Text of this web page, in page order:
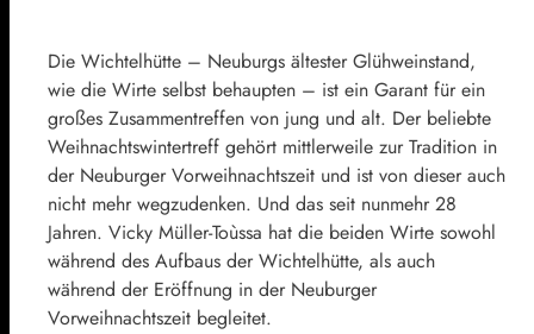
Die Wichtelhütte – Neuburgs ältester Glühweinstand,
wie die Wirte selbst behaupten – ist ein Garant für ein
großes Zusammentreffen von jung und alt. Der beliebte
Weihnachtswintertreff gehört mittlerweile zur Tradition in
der Neuburger Vorweihnachtszeit und ist von dieser auch
nicht mehr wegzudenken. Und das seit nunmehr 28
Jahren. Vicky Müller-Toùssa hat die beiden Wirte sowohl
während des Aufbaus der Wichtelhütte, als auch
während der Eröffnung in der Neuburger
Vorweihnachtszeit begleitet.